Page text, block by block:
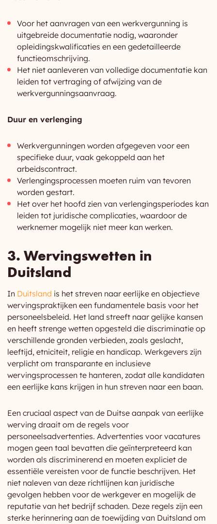
Voor het aanvragen van een werkvergunning is
uitgebreide documentatie nodig, waaronder
opleidingskwalificaties en een gedetailleerde
functieomschrijving.
Het niet aanleveren van volledige documentatie kan
leiden tot vertraging of afwijzing van de
werkvergunningsaanvraag.
Duur en verlenging
Werkvergunningen worden afgegeven voor een
specifieke duur, vaak gekoppeld aan het
arbeidscontract.
Verlengingsprocessen moeten ruim van tevoren
worden gestart.
Het over het hoofd zien van verlengingsperiodes kan
leiden tot juridische complicaties, waardoor de
werknemer mogelijk niet meer kan werken.
3. Wervingswetten in
Duitsland
In Duitsland is het streven naar eerlijke en objectieve
wervingspraktijken een fundamentele basis voor het
personeelsbeleid. Het land streeft naar gelijke kansen
en heeft strenge wetten opgesteld die discriminatie op
verschillende gronden verbieden, zoals geslacht,
leeftijd, etniciteit, religie en handicap. Werkgevers zijn
verplicht om transparante en inclusieve
wervingsprocessen te hanteren, zodat alle kandidaten
een eerlijke kans krijgen in hun streven naar een baan.
Een cruciaal aspect van de Duitse aanpak van eerlijke
werving draait om de regels voor
personeelsadvertenties. Advertenties voor vacatures
mogen geen taal bevatten die geïnterpreteerd kan
worden als discriminerend en moeten expliciet de
essentiële vereisten voor de functie beschrijven. Het
niet naleven van deze richtlijnen kan juridische
gevolgen hebben voor de werkgever en mogelijk de
reputatie van het bedrijf schaden. Deze regels zijn een
sterke herinnering aan de toewijding van Duitsland om